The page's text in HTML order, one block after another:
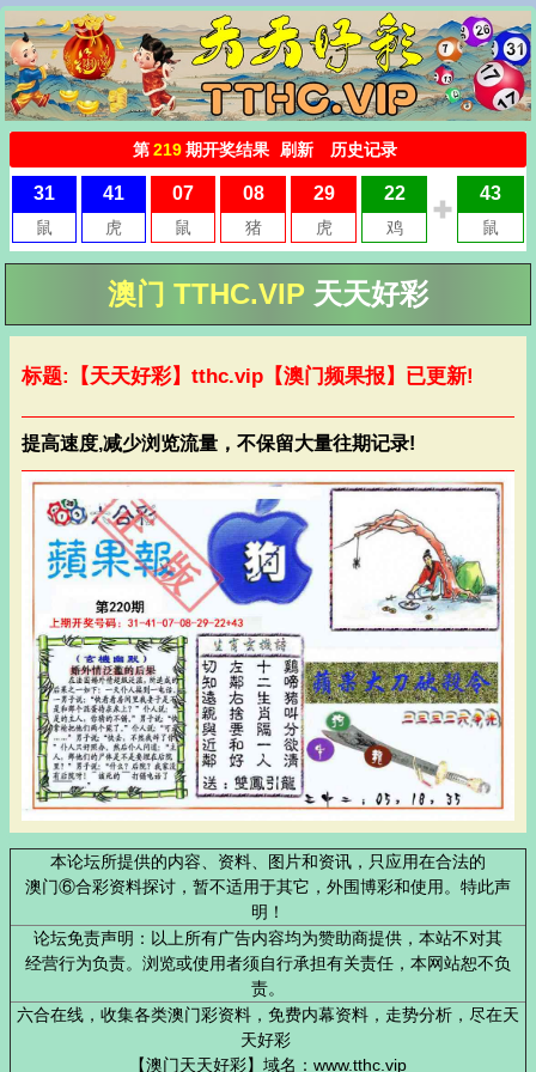
澳门 TTHC.VIP 天天好彩
标题:【天天好彩】 tthc.vip 【澳门频果报】已更新!
提高速度,减少浏览流量，不保留大量往期记录!
本论坛所提供的内容、资料、图片和资讯，只应用在合法的
澳门⑥合彩资料探讨，暂不适用于其它，外围博彩和使用。特此声
明！
论坛免责声明：以上所有广告内容均为赞助商提供，本站不对其
经营行为负责。浏览或使用者须自行承担有关责任，本网站恕不负
责。
六合在线，收集各类澳门彩资料，免费内幕资料，走势分析，尽在天
天好彩
【澳门天天好彩】域名：www.tthc.vip